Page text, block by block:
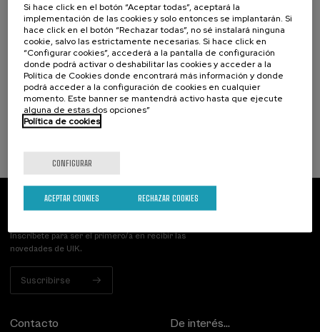
08. SEP 09. SEP, 2026
Salud Mental con Perspectiva de Género VI:
Liderazgo y empoderamiento feminista. No
hay poder sin derechos
20 h. Español .
DESDE
Suscríbete a nuestro boletín
Inscríbete para ser el primero/a en recibir las
novedades de UIK.
Suscribirse
Contacto De interés...
Si hace click en el botón “Aceptar todas”, aceptará la
implementación de las cookies y solo entonces se implantarán. Si
hace click en el botón “Rechazar todas”, no sé instalará ninguna
cookie, salvo las estrictamente necesarias. Si hace click en
“Configurar cookies”, accederá a la pantalla de configuración
donde podrá activar o deshabilitar las cookies y acceder a la
Política de Cookies donde encontrará más información y donde
podrá acceder a la configuración de cookies en cualquier
momento. Este banner se mantendrá activo hasta que ejecute
alguna de estas dos opciones”
Política de cookies
CONFIGURAR
RECHAZAR COOKIES
ACEPTAR COOKIES